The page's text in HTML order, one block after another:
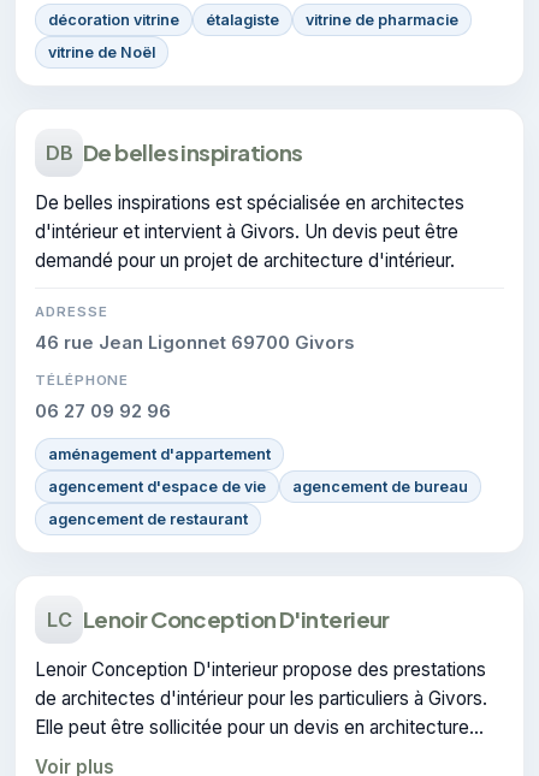
décoration vitrine étalagiste
vitrine de pharmacie
vitrine de Noël
DB De belles inspirations
De belles inspirations est spécialisée en architectes
d'intérieur et intervient à Givors. Un devis peut être
demandé pour un projet de architecture d'intérieur.
ADRESSE
46 rue Jean Ligonnet 69700 Givors
TÉLÉPHONE
06 27 09 92 96
aménagement d'appartement
agencement d'espace de vie
agencement de bureau
agencement de restaurant
LC Lenoir Conception D'interieur
Lenoir Conception D'interieur propose des prestations
de architectes d'intérieur pour les particuliers à Givors.
Elle peut être sollicitée pour un devis en architecture
d'intérieur.
Voir plus